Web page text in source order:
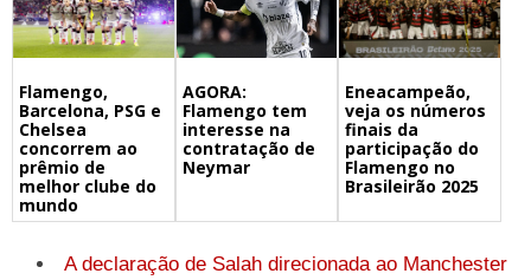
Flamengo,
Barcelona, PSG e
Chelsea
concorrem ao
prêmio de
melhor clube do
mundo
AGORA:
Flamengo tem
interesse na
contratação de
Neymar
Eneacampeão,
veja os números
finais da
participação do
Flamengo no
Brasileirão 2025
A declaração de Salah direcionada ao Manchester